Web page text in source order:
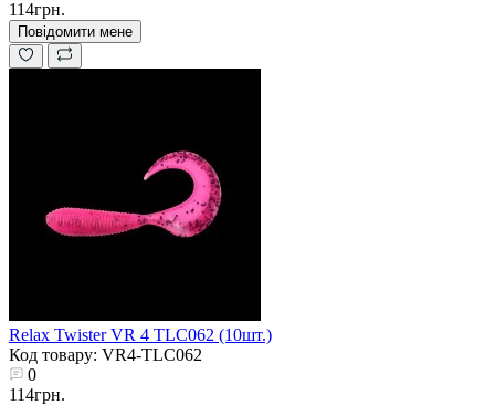
114грн.
Повідомити мене
Relax Twister VR 4 TLC062 (10шт.)
Код товару: VR4-TLC062
0
114грн.